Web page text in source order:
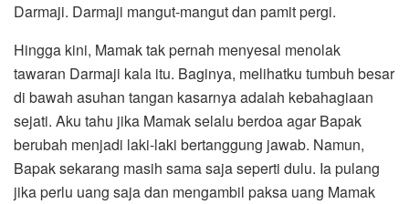
Darmaji. Darmaji mangut-mangut dan pamit pergi.
Hingga kini, Mamak tak pernah menyesal menolak
tawaran Darmaji kala itu. Baginya, melihatku tumbuh besar
di bawah asuhan tangan kasarnya adalah kebahagiaan
sejati. Aku tahu jika Mamak selalu berdoa agar Bapak
berubah menjadi laki-laki bertanggung jawab. Namun,
Bapak sekarang masih sama saja seperti dulu. Ia pulang
jika perlu uang saja dan mengambil paksa uang Mamak